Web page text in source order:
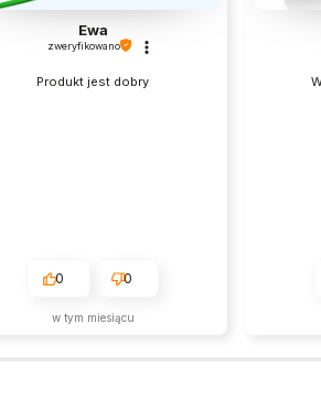
Ewa
zweryfikowano
Produkt jest dobry
0 0
w tym miesiącu